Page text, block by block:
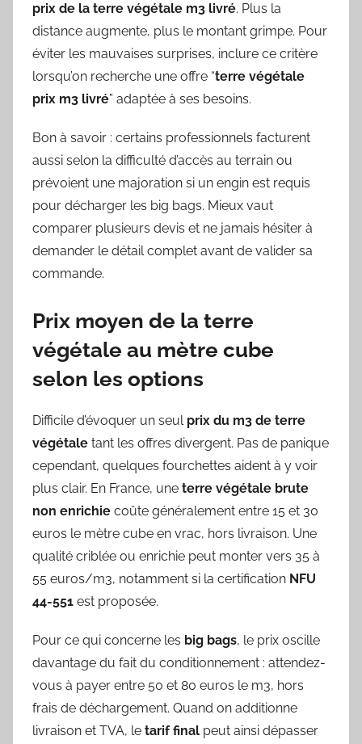
prix de la terre végétale m3 livré. Plus la
distance augmente, plus le montant grimpe. Pour
éviter les mauvaises surprises, inclure ce critère
lorsqu’on recherche une offre “terre végétale
prix m3 livré” adaptée à ses besoins.
Bon à savoir : certains professionnels facturent
aussi selon la difficulté d’accès au terrain ou
prévoient une majoration si un engin est requis
pour décharger les big bags. Mieux vaut
comparer plusieurs devis et ne jamais hésiter à
demander le détail complet avant de valider sa
commande.
Prix moyen de la terre
végétale au mètre cube
selon les options
Difficile d’évoquer un seul prix du m3 de terre
végétale tant les offres divergent. Pas de panique
cependant, quelques fourchettes aident à y voir
plus clair. En France, une terre végétale brute
non enrichie coûte généralement entre 15 et 30
euros le mètre cube en vrac, hors livraison. Une
qualité criblée ou enrichie peut monter vers 35 à
55 euros/m3, notamment si la certification NFU
44-551 est proposée.
Pour ce qui concerne les big bags, le prix oscille
davantage du fait du conditionnement : attendez-
vous à payer entre 50 et 80 euros le m3, hors
frais de déchargement. Quand on additionne
livraison et TVA, le tarif final peut ainsi dépasser